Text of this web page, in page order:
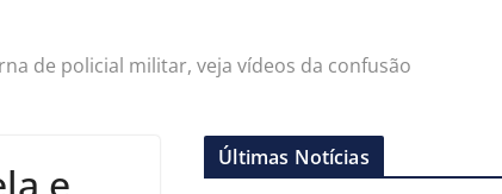
de policial militar, veja vídeos da confusão
Últimas Notícias